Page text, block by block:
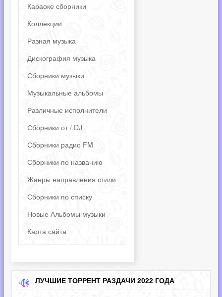
Караоке сборники
Коллекции
Разная музыка
Дискография музыка
Сборники музыки
Музыкальные альбомы
Различные исполнители
Сборники от / DJ
Сборники радио FM
Сборники по названию
Жанры направления стили
Сборники по списку
Новые Альбомы музыки
Карта сайта
ЛУЧШИЕ ТОРРЕНТ РАЗДАЧИ 2022 ГОДА